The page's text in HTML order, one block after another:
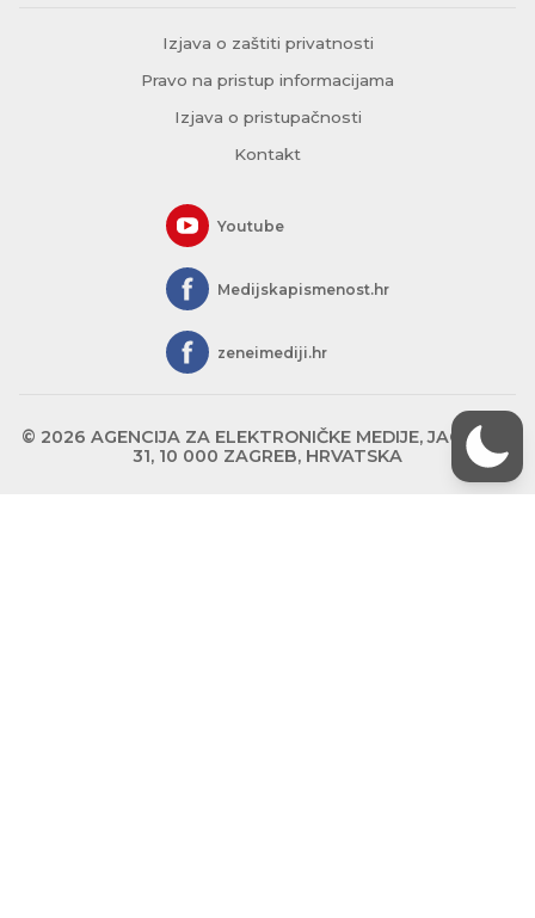
Izjava o zaštiti privatnosti
Pravo na pristup informacijama
Izjava o pristupačnosti
Kontakt
Youtube
Medijskapismenost.hr
zeneimediji.hr
© 2026 AGENCIJA ZA ELEKTRONIČKE MEDIJE, JAGIĆEVA
31, 10 000 ZAGREB, HRVATSKA